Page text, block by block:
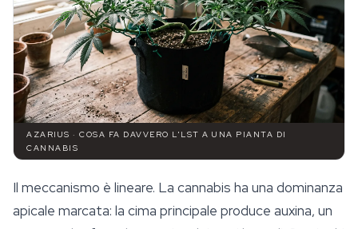
AZARIUS · COSA FA DAVVERO L'LST A UNA PIANTA DI
CANNABIS
Il meccanismo è lineare. La cannabis ha una dominanza
apicale marcata: la cima principale produce auxina, un